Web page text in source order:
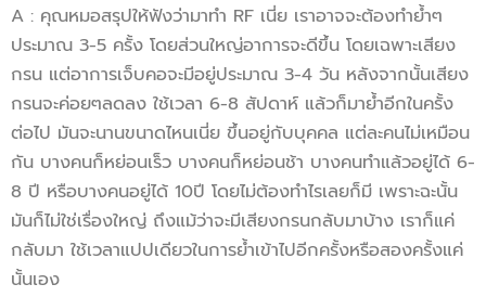
A : คุณหมอสรุปให้ฟังว่ามาทำ RF เนี่ย เราอาจจะต้องทำย้ำๆ
ประมาณ 3-5 ครั้ง โดยส่วนใหญ่อาการจะดีขึ้น โดยเฉพาะเสียง
กรน แต่อาการเจ็บคอจะมีอยู่ประมาณ 3-4 วัน หลังจากนั้นเสียง
กรนจะค่อยๆลดลง ใช้เวลา 6-8 สัปดาห์ แล้วก็มาย้ำอีกในครั้ง
ต่อไป มันจะนานขนาดไหนเนี่ย ขึ้นอยู่กับบุคคล แต่ละคนไม่เหมือน
กัน บางคนก็หย่อนเร็ว บางคนก็หย่อนช้า บางคนทำแล้วอยู่ได้ 6-
8 ปี หรือบางคนอยู่ได้ 10ปี โดยไม่ต้องทำไรเลยก็มี เพราะฉะนั้น
มันก็ไม่ใช่เรื่องใหญ่ ถึงแม้ว่าจะมีเสียงกรนกลับมาบ้าง เราก็แค่
กลับมา ใช้เวลาแปปเดียวในการย้ำเข้าไปอีกครั้งหรือสองครั้งแค่
นั้นเอง